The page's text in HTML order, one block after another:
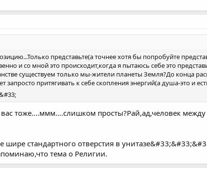
представьте(а точнее хотя бы попробуйте
и со мной это происходит,когда я пытаюсь себе это
существуем только мы-жители планеты Земля?До конца
притягивать к себе скопления энергий(а душа-это и
тоже....ммм....слишком просты?Рай,ад,человек
стандартного отверстия в
тема о Религии.